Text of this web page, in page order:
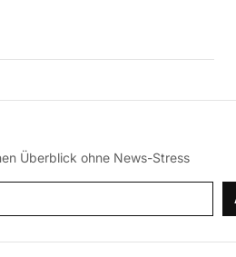
Überblick ohne News-Stress